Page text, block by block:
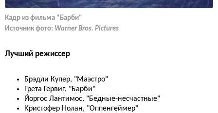
Кадр из фильма "Барби"
Источник фото: Warner Bros. Pictures
Лучший режиссер
Брэдли Купер, "Маэстро"
Грета Гервиг, "Барби"
Йоргос Лантимос, "Бедные-несчастные"
Кристофер Нолан, "Оппенгеймер"